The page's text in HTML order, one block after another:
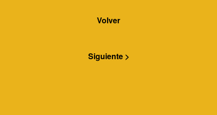
Volver
Siguiente >